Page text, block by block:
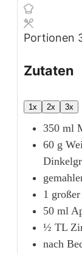
Portionen
Zutaten
1x 2x 3x
350 ml
60 g
1
50 ml
½ TL
nach